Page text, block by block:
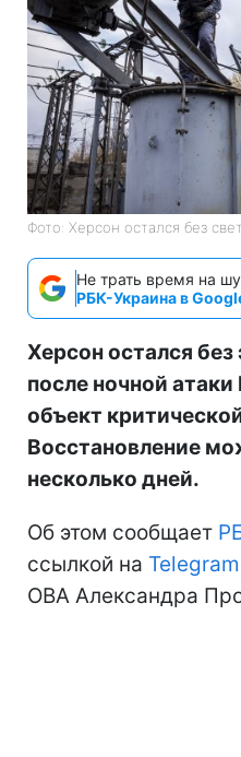
Фото: Херсон остался без
Не трать время на
РБК-Украина в
Херсон остался без
после ночной атаки
объект
Восстановление
несколько дней.
Об этом сообщает
ссылкой на Telegram
ОВА Александра